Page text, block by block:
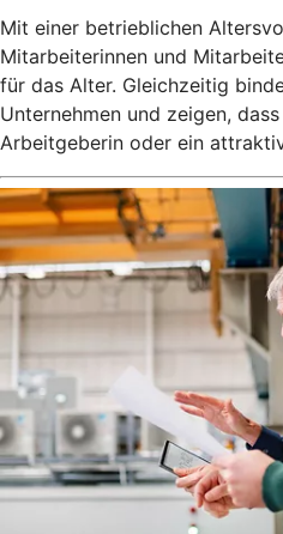
Mit einer betrieblichen
Mitarbeiterinnen und
für das Alter. Gleichzeitig
Unternehmen und zeigen,
Arbeitgeberin oder ein